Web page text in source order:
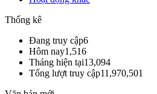
Thống kê
Đang truy cập6
Hôm nay1,516
Tháng hiện tại13,094
Tổng lượt truy cập11,970,501